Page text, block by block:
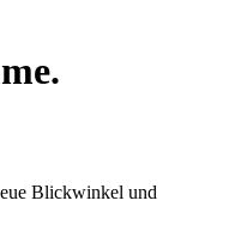
Blickwinkel und